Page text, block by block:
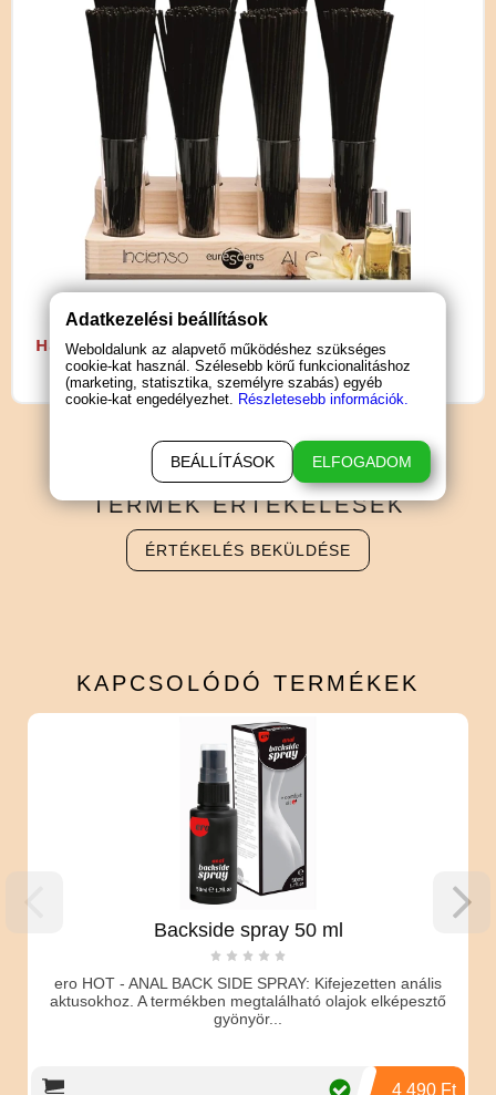
Használati útmutató letöltése (PDF)
TERMÉK ÉRTÉKELÉSEK
ÉRTÉKELÉS BEKÜLDÉSE
KAPCSOLÓDÓ TERMÉKEK
Backside spray 50 ml
ero HOT - ANAL BACK SIDE SPRAY: Kifejezetten anális
aktusokhoz. A termékben megtalálható olajok elképesztő
gyönyör...
4 490 Ft
Adatkezelési beállítások
Weboldalunk az alapvető működéshez szükséges
cookie-kat használ. Szélesebb körű funkcionalitáshoz
(marketing, statisztika, személyre szabás) egyéb
cookie-kat engedélyezhet. Részletesebb információk.
BEÁLLÍTÁSOK ELFOGADOM